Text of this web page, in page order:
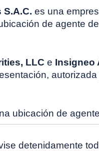
S.A.C. es una
de agente
LLC e Insigneo
ubicación de
detenidamente